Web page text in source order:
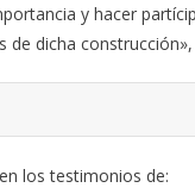
y hacer
dicha construcción»,
los testimonios de: